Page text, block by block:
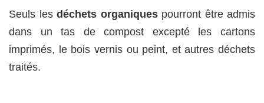
Seuls les déchets organiquespourront être admis
dans un tas de compost excepté les cartons
imprimés, le bois vernis ou peint, et autres déchets
traités.